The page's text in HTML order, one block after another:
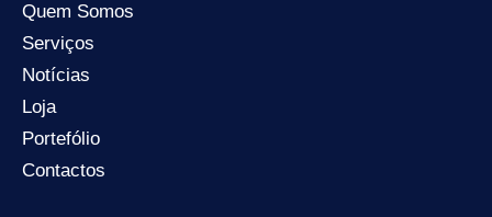
Quem Somos
Serviços
Notícias
Loja
Portefólio
Contactos